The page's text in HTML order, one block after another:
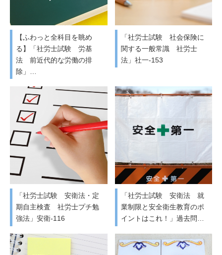
【ふわっと全科目を眺め
る】「社労士試験 労基
法 前近代的な労働の排
除」…
「社労士試験 社会保険に
関する一般常識 社労士
法」社一-153
「社労士試験 安衛法・定
期自主検査 社労士プチ勉
強法」安衛-116
「社労士試験 安衛法 就
業制限と安全衛生教育のポ
イントはこれ！」過去問…